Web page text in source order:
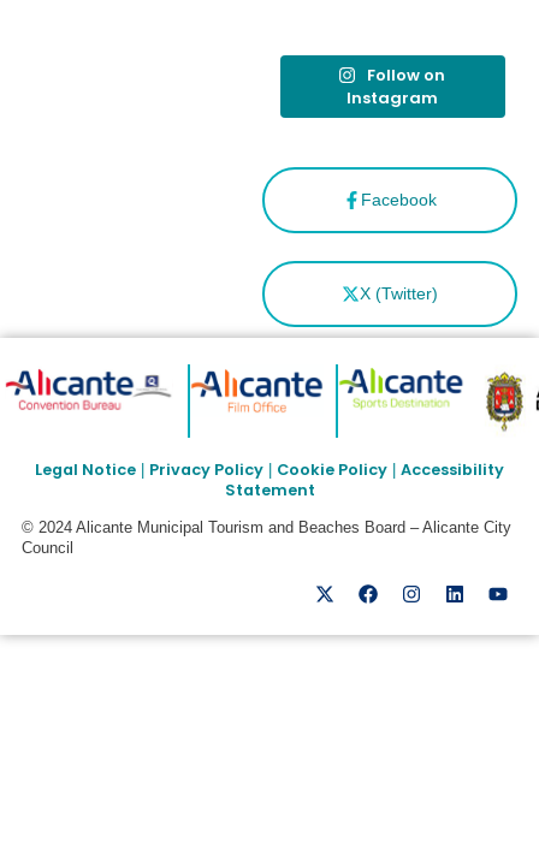
Facebook
X (Twitter)
Follow on
Instagram
Legal Notice | Privacy Policy | Cookie Policy | Accessibility
Statement
© 2024 Alicante Municipal Tourism and Beaches Board – Alicante City
Council